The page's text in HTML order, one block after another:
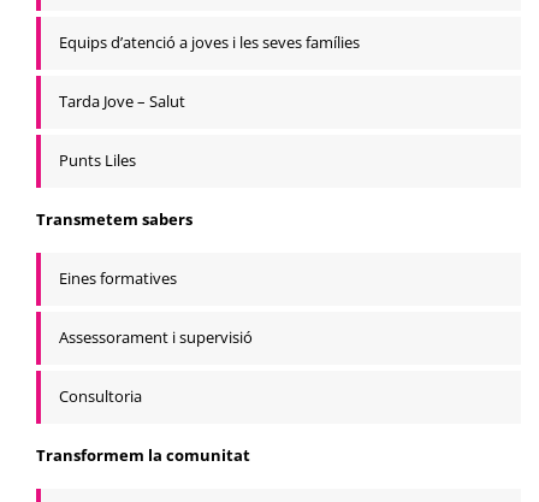
Equips d’atenció a joves i les seves famílies
Tarda Jove – Salut
Punts Liles
Transmetem sabers
Eines formatives
Assessorament i supervisió
Consultoria
Transformem la comunitat